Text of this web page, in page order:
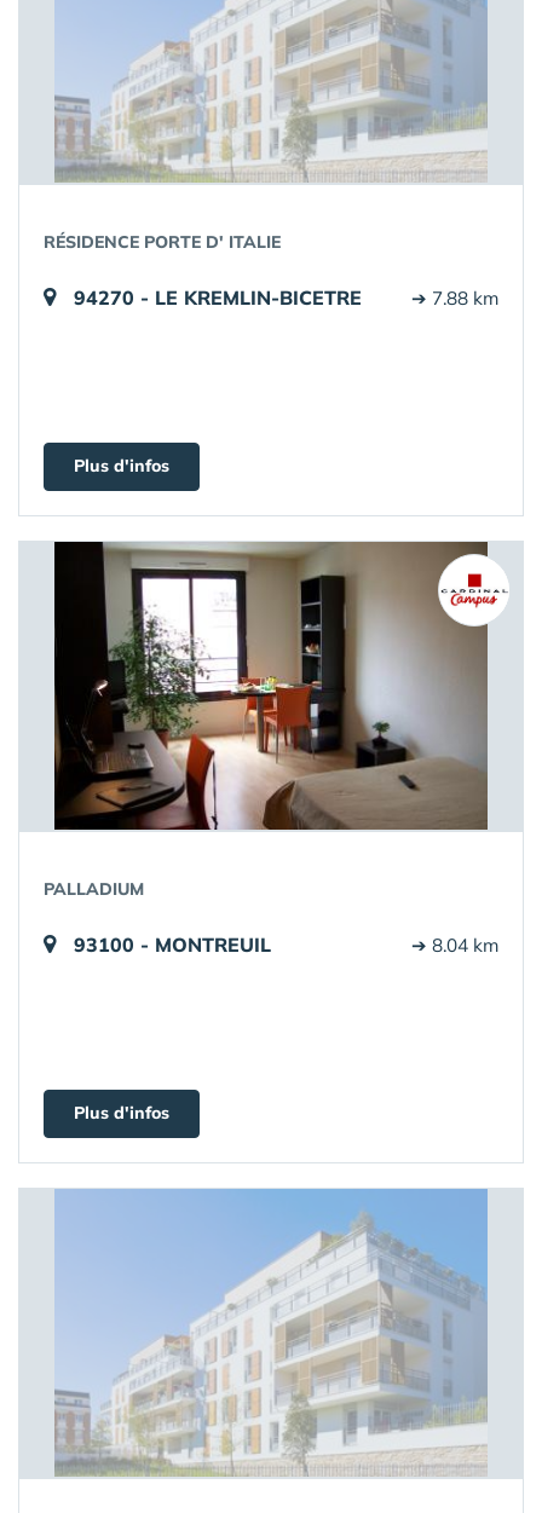
RÉSIDENCE PORTE D' ITALIE
94270 - LE KREMLIN-BICETRE ➔ 7.88 km
Plus d'infos
PALLADIUM
93100 - MONTREUIL ➔ 8.04 km
Plus d'infos